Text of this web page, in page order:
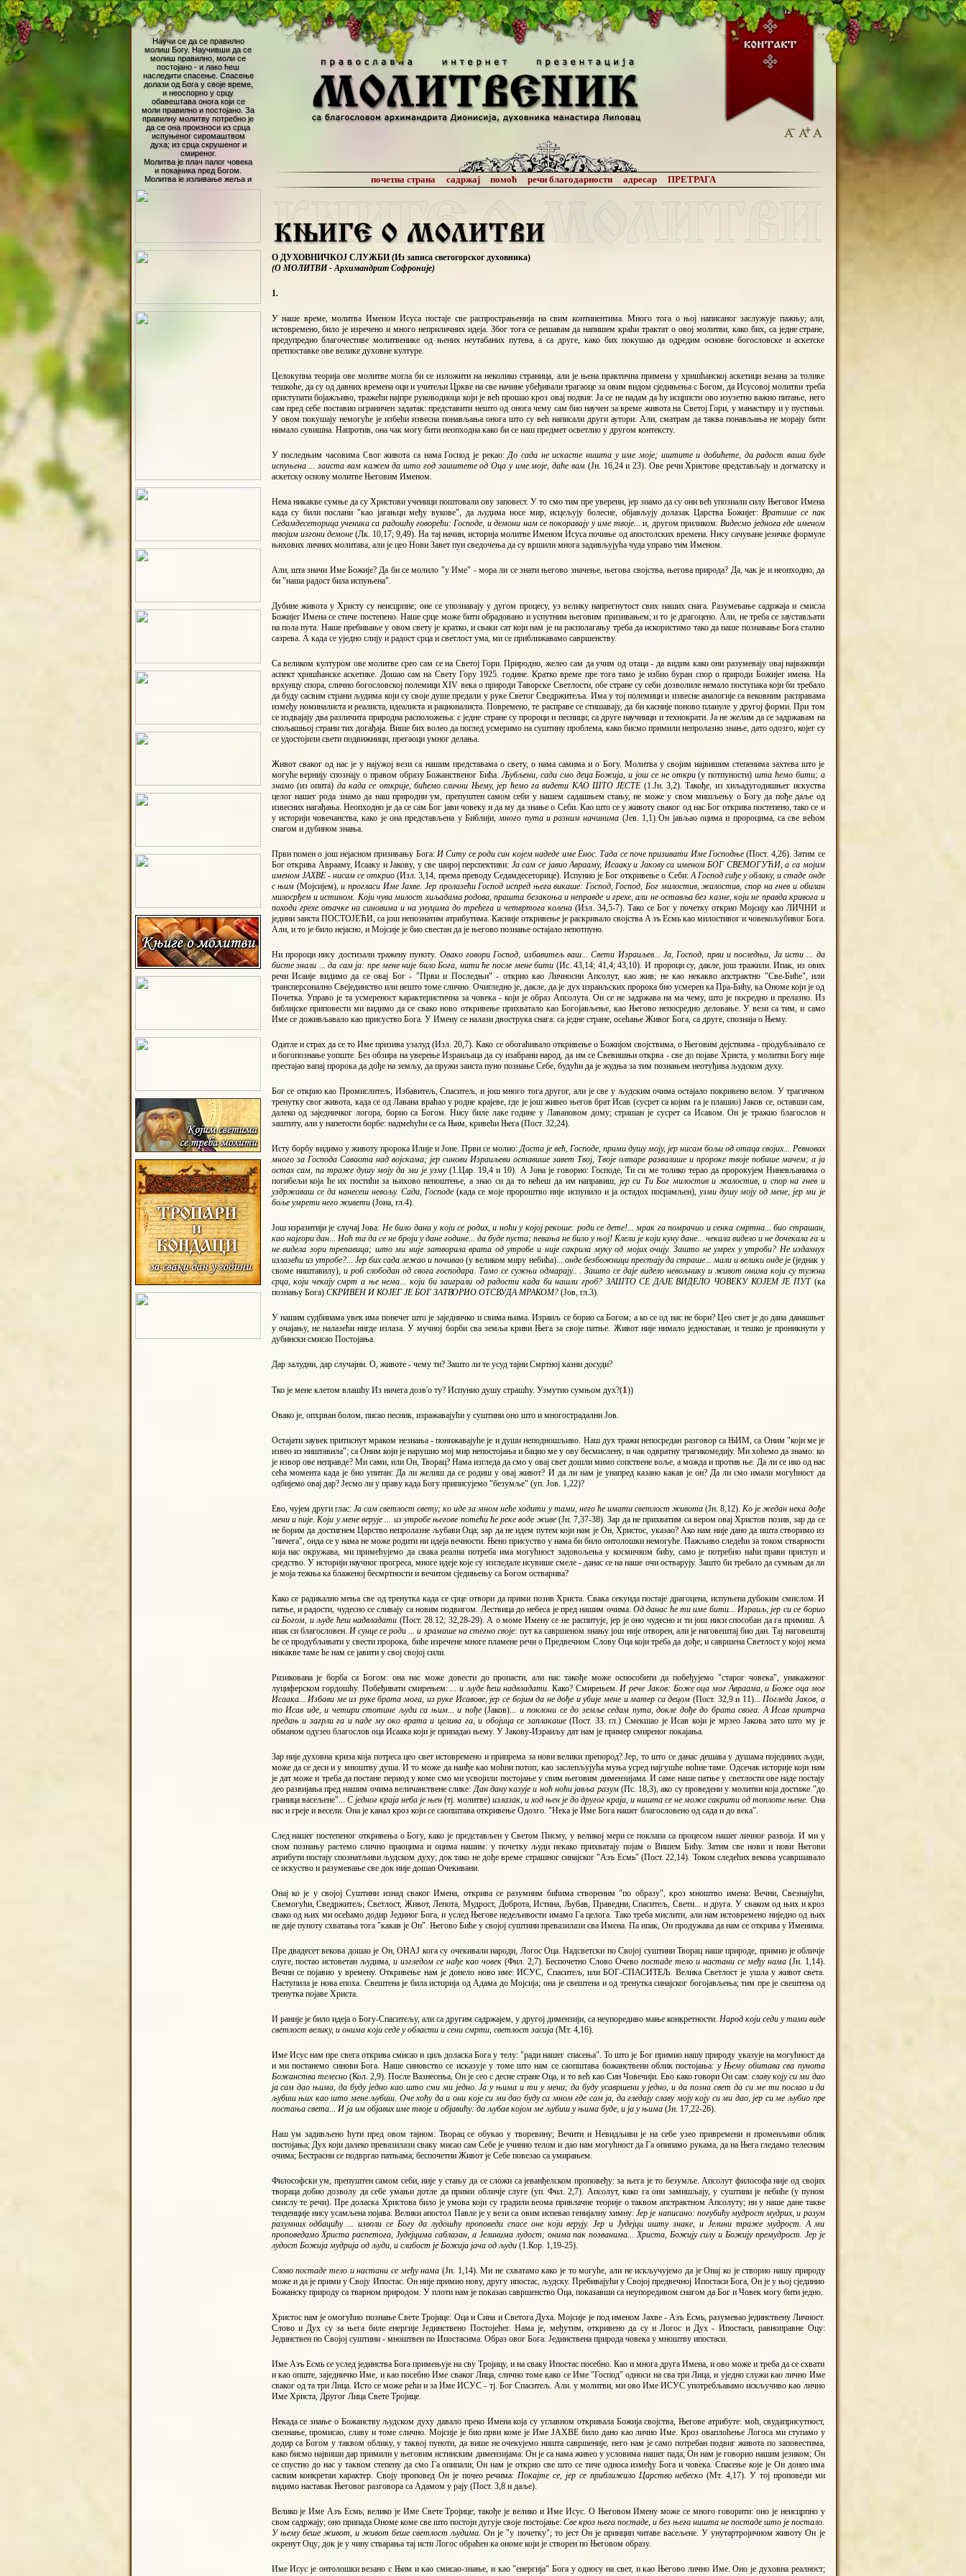
О ДУХОВНИЧКОЈ СЛУЖБИ (Из записа светогорског духовника)
(О МОЛИТВИ - Архимандрит Софроније)
1.
У наше време, молитва Именом Исуса постаје све распрострањенија на свим континентима. Много тога о њој написаног заслужује пажњу; али,
истовремено, било је изречено и много неприличних идеја. Због тога се решавам да напишем краћи трактат о овој молитви, како бих, са једне стране,
предупредио благочестиве молитвенике од њених неутабаних путева, а са друге, како бих покушао да одредим основне богословске и аскетске
претпоставке ове велике духовне културе.
Целокупна теорија ове молитве могла би се изложити на неколико страница, али је њена практична примена у хришћанској аскетици везана за толике
тешкоће, да су од давних времена оци и учитељи Цркве на све начине убеђивали трагаоце за овим видом сједињења с Богом, да Исусовој молитви треба
приступати бојажљиво, тражећи најпре руководиоца који је већ прошао кроз овај подвиг. Ја се не надам да ћу исцрпсти ово изузетно важно питање, него
сам пред себе поставио ограничен задатак: представити нешто од онога чему сам био научен за време живота на Светој Гори, у манастиру и у пустињи.
У овом покушају немогуће је избећи извесна понављања онога што су већ написали други аутори. Али, сматрам да таква понављања не морају бити
нимало сувишна. Напротив, она чак могу бити неопходна како би се наш предмет осветлио у другом контексту.
У последњим часовима Свог живота са нама Господ је рекао:До сада не искасте ништа у име моје; иштите и добићете, да радост ваша буде
испуњена ... заиста вам кажем да што год заиштете од Оца у име моје, даће вам (Јн. 16,24 и 23). Ове речи Христове представљају и догматску и
аскетску основу молитве Његовим Именом.
Нема никакве сумње да су Христови ученици поштовали ову заповест. У то смо тим пре уверени, јер знамо да су они већ упознали силу Његовог Имена
када су били послани "као јагањци међу вукове", да људима носе мир, исцељују болесне, објављују долазак Царства Божијег:Вратише се пак
Седамдесеторица ученика са радошћу говорећи: Господе, и демони нам се покоравају у име твоје...и, другом приликом:Видесмо једнога где именом
твојим изгони демоне (Лк. 10,17; 9,49). На тај начин, историја молитве Именом Исуса почиње од апостолских времена. Нису сачуване језичке формуле
њихових личних молитава, али је цео Нови Завет пун сведочења да су вршили многа задивљујућа чуда управо тим Именом.
Али, шта значи Име Божије? Да би се молило "у Име" - мора ли се знати његово значење, његова својства, његова природа? Да, чак је и неопходно, да
би "наша радост била испуњена".
Дубине живота у Христу су неисцрпне; оне се упознавају у дугом процесу, уз велику напрегнутост свих наших снага. Разумевање садржаја и смисла
Божијег Имена се стиче постепено. Наше срце може бити обрадовано и успутним његовим призивањем; и то је драгоцено. Али, не треба се заустављати
на пола пута. Наше пребивање у овом свету је кратко, и сваки сат који нам је на располагању треба да искористимо тако да наше познавање Бога стално
сазрева. А када се уједно слију и радост срца и светлост ума, ми се приближавамо савршенству.
Са великом културом ове молитве срео сам се на Светој Гори. Природно, желео сам да учим од отаца - да видим како они разумевају овај најважнији
аспект хришћанске аскетике. Дошао сам на Свету Гору 1925. године. Кратко време пре тога тамо је избио буран спор о природи Божијег имена. На
врхунцу спора, слично богословској полемици XIV века о природи Таворске Светлости, обе стране су себи дозволиле немало поступака који би требало
да буду сасвим страни људима који су своје душе предали у руке Светог Сведржитеља. Има у тој полемици и извесне аналогије са вековним расправама
између номиналиста и реалиста, идеалиста и рационалиста. Повремено, те расправе се стишавају, да би касније поново плануле у другој форми. При том
се издвајају два различита природна расположења: с једне стране су пророци и песници; са друге научници и технократи. Ја не желим да се задржавам на
спољашњој страни тих догађаја. Више бих волео да поглед усмеримо на суштину проблема, како бисмо примили непролазно знање, дато одозго, којег су
се удостојили свети подвижници, прегаоци умног делања.
Живот сваког од нас је у најужој вези са нашим представама о свету, о нама самима и о Богу. Молитва у својим највишим степенима захтева што је
могуће вернију спознају о правом образу Божанственог Бића.Љубљени, сада смо деца Божија, и још се не откри(у потпуности)шта ћемо бити; а
знамо (из опита) да када се открије, бићемо слични Њему, јер ћемо га видети КАО ШТО ЈЕСТЕ (1.Јн. 3,2). Такође, из хиљадугодишњег искуства
целог нашег рода знамо да наш природни ум, препуштен самом себи у нашем садашњем стању, не може у свом мишљењу о Богу да пође даље од
извесних нагађања. Неопходно је да се сам Бог јави човеку и да му да знање о Себи. Као што се у животу сваког од нас Бог открива постепено, тако се и
у историји човечанства, како је она представљена у Библији,много пута и разним начинима (Јев. 1,1) Он јављао оцима и пророцима, са све већом
снагом и дубином знања.
Први помен о још нејасном призивању Бога:И Ситу се роди син којем надеде име Енос. Тада се поче призивати Име Господње(Пост. 4,26). Затим се
Бог открива Аврааму, Исааку и Јакову, у све широј перспективи: Ја сам се јавио Аврааму, Исааку и Јакову са именом БОГ СВЕМОГУЋИ, а са мојим
именом ЈАХВЕ - нисам се открио(Изл. 3,14, према преводу Седамдесеторице). Испунио је Бог откривење о Себи:А Господ сиђе у облаку, и стаде онде
с њим (Мојсијем),и прогласи Име Јахве. Јер пролазећи Господ испред њега викаше: Господ, Господ, Бог милостив, жалостив, спор на гнев и обилан
милосрђем и истином. Који чува милост хиљадама родова, прашта безакоња и неправде и грехе, али не оставља без казне, који не правда кривога и
походи грехе отачке на синовима и на унуцима до трећега и четвртога колена(Изл. 34,5-7). Тако се Бог у почетку открио Мојсију као ЛИЧНИ и
једини заиста ПОСТОЈЕЋИ, са још непознатим атрибутима. Касније откривење је раскривало својства A зъ Есмь као милостивог и човекољубивог Бога.
Али, и то је било нејасно, и Мојсије је био свестан да је његово познање остајало непотпуно.
Ни пророци нису достизали тражену пуноту. Овако говори Господ, избавитељ ваш...Свети Израиљев... Ја, Господ, први и последњи, Ја исти ... да
бисте знали ... да сам ја: пре мене није било Бога, нити ће после мене бити (Ис. 43,14; 41,4; 43,10). И пророци су, дакле, још тражили. Ипак, из ових
речи Исаије видимо да се овај Бог - "Први и Последњи" - открио као Личносни Апсолут, као жив; не као некакво апстрактно "Све-Биће", или
трансперсонално Свејединство или нешто томе слично. Очигледно је, дакле, да је дух израиљских пророка био усмерен ка Пра-Бићу, ка Ономе који је од
Почетка. Управо је та усмереност карактеристична за човека - који је образ Апсолута. Он се не задржава на ма чему, што је посредно и прелазно. Из
библијске приповести ми видимо да се свако ново откривење прихватало као Богојављење, као Његово непосредно деловање. У вези са тим, и само
Име се доживљавало као присуство Бога. У Имену се налази двострука снага: са једне стране, осећање Живог Бога, са друге, спознаја о Њему.
Одатле и страх да се то Име призива узалуд (Изл. 20,7). Како се обогаћивало откривење о Божијом својствима, о Његовим дејствима - продубљивало се
и богопознање уопште. Без обзира на уверење Израиљаца да су изабрани народ, да им се Свевишњи открва - све до појаве Христа, у молитви Богу није
престајао вапај пророка да дође на земљу, да пружи заиста пуно познање Себе, будући да је жудња за тим познањем неотуђива људском духу.
Бог се открио као Промислитељ, Избавитељ, Спаситељ, и још много тога другог, али је све у људским очима остајало покривено велом. У трагичном
тренутку свог живота, када се од Лавана враћао у родне крајеве, где је још живео његов брат Исав (сусрет са којим га је плашио) Јаков се, оставши сам,
далеко од заједничког логора, борио са Богом. Нису биле лаке године у Лавановом дому; страшан је сусрет са Исавом. Он је тражио благослов и
заштиту, али у напетости борбе: надмећући се са Њим, кривећи Њега (Пост. 32,24).
Исту борбу видимо у животу пророка Илије и Јоне. Први се молио:Доста је већ, Господе, прими душу моју, јер нисам бољи од отаца својих... Ревновах
много за Господа Саваота над војскама; јер синови Израиљеви оставише завет Твој, Твоје олтаре развалише и пророке твоје побише мачем; а ја
остах сам, па траже душу моју да ми је узму (1.Цар. 19,4 и 10). А Јона је говорио: Господе, Ти си ме толико терао да пророкујем Ниневљанима о
погибељи која ће их постићи за њихово непоштење, а знао си да то нећеш да им направиш, јер си Ти Бог милостив и жалостив, и спор на гнев и
уздржаваш се да нанесеш невољу. Сада, Господе(када се моје пророштво није испунило и ја остадох посрамљен), узми душу моју од мене, јер ми је
боље умрети него живети (Јона, гл.4).
Још изразитији је случај Јова: Не било дана у који се родих, и ноћи у којој рекоше: роди се дете!... мрак га помрачио и сенка смртна... био страшан,
као најгори дан... Ноћ та да се не броји у дане године... да буде пуста; певања не било у њој! Клели је који куну дане... чекала видело и не дочекала га и
не видела зори трепавица; што ми није затворила врата од утробе и није сакрила муку од мојих очију. Зашто не умрех у утроби? Не издахнух
излазећи из утробе?... Јер бих сада лежао и почивао(у великом миру небића)... онде безбожници престају да страше... мали и велики онде је(једнак у
своме ништавилу), и роб слободан од свога господара. Тамо се сужњи одмарају.. . Зашто се даје видело невољнику и живот онима који су тужна
срца, који чекају смрт а ње нема... који би заиграли од радости када би нашли гроб? ЗАШТО СЕ ДАЈЕ ВИДЕЛО ЧОВЕКУ КОЈЕМ ЈЕ ПУТ (ка
познању Бога) СКРИВЕН И КОЈЕГ ЈЕ БОГ ЗАТВОРИО ОТСВУДА МРАКОМ? (Јов, гл.3).
У нашим судбинама увек има понечег што је заједничко и свима њима. Израиљ се борио са Богом; а ко се од нас не бори? Цео свет је до дана данашњег
у очајању, не налазећи нигде излаза. У мучној борби сва земља криви Њега за своје патње. Живот није нимало једноставан, и тешко је проникнути у
дубински смисао Постојања.
Дар залудни, дар случајни. О, животе - чему ти? Зашто ли те усуд тајни Смртној казни досуди?
Тко је мене клетом влашћу Из ничега дозв'о ту? Испунио душу страшћу. Узмутио сумњом дух?(1))
Овако је, опхрван болом, писао песник, изражавајући у суштини оно што и многострадални Јов.
Остајати заувек притиснут мраком незнања - понижавајуће је и души неподношљиво. Наш дух тражи непосредан разговор са ЊИМ, са Оним "који ме је
извео из ништавила"; са Оним који је нарушио мој мир непостојања и бацио ме у ову бесмислену, и чак одвратну трагикомедију. Ми хоћемо да знамо: ко
је извор ове неправде? Ми сами, или Он, Творац? Нама изгледа да смо у овај свет дошли мимо сопствене воље, а можда и против ње. Да ли се ико од нас
сећа момента када је био упитан: Да ли желиш да се родиш у овај живот? И да ли нам је унапред казано какав је он? Да ли смо имали могућност да
одбијемо овај дар? Јесмо ли у праву када Богу приписујемо "безумље" (уп. Јов. 1,22)?
Ево, чујем други глас: Ја сам светлост свету; ко иде за мном неће ходити у тами, него ће имати светлост живота(Јн. 8,12).Ко је жедан нека дође
мени и пије. Који у мене верује ... из утробе његове потећи ће реке воде живе (Јн. 7,37-38). Зар да не прихватим са вером овај Христов позив, зар да се
не борим да достигнем Царство непролазне љубави Оца; зар да не идем путем који нам је Он, Христос, указао? Ако нам није дано да ишта створимо из
"ничега", онда се у нама не може родити ни идеја вечности. Њено присуство у нама би било онтолошки немогуће. Пажљиво следећи за током стварности
која нас окружава, ми примећујемо да свака реална потреба има могућност задовољења у космичком бићу, само је потребно наћи прави приступ и
средство. У историји научног прогреса, многе идеје које су изгледале исувише смеле - данас се на наше очи остварују. Зашто би требало да сумњам да ли
је моја тежња ка блаженој бесмртности и вечитом сједињењу са Богом остварива?
Како се радикално мења све од тренутка када се срце отвори да прими позив Христа. Свака секунда постаје драгоцена, испуњена дубоким смислом. И
патње, и радости, чудесно се сливају са новим подвигом. Лествица до небеса је пред нашим очима.Од данас ће ти име бити... Израиљ, јер си се борио
са Богом, и људе ћеш надвладати (Пост. 28.12; 32,28-29). А о моме Имену се не распитује, јер је оно чудесно и ти још ниси способан да га примиш. А
ипак си благословен. И сунце се роди ... и храмаше на стегно своје:пут ка савршеном знању још није отворен, али је наговештај био дан. Тај наговештај
ће се продубљивати у свести пророка, биће изречене многе пламене речи о Предвечном Слову Оца који треба да дође; и савршена Светлост у којој нема
никакве таме ће нам се јавити у свој својој сили.
Ризикована је борба са Богом: она нас може довести до пропасти, али нас такође може оспособити да побеђујемо "старог човека", унакаженог
луциферском гордошћу. Побеђивати смирењем: ...и људе ћеш надвладати. Како? Смирењем.И рече Јаков: Боже оца мог Авраама, и Боже оца мог
Исаака... Избави ме из руке брата мога, из руке Исавове, јер се бојим да не дође и убије мене и матер са децом (Пост. 32,9 и 11)...Погледа Јаков, а
то Исав иде, и четири стотине људи са њим... и пође (Јаков)... и поклони се до земље седам пута, докле дође до брата свога. А Исав притрча
предањ и загрли га и паде му око врата и целива га, и обојица се заплакаше(Пост. ЗЗ. гл.) Смекшао је Исав који је мрзео Јакова зато што му је
обманом одузео благослов оца Исаака који је припадао њему. У Јакову-Израиљу дат нам је пример смиреног покајања.
Зар није духовна криза која потреса цео свет истовремено и припрема за нови велики препород? Јер, то што се данас дешава у душама појединих људи,
може да се деси и у мноштву душа. И то може да наиђе као моћни потоп; као заслепљујућа муња усред најгушће ноћне таме. Одсечак историје који нам
је дат може и треба да постане период у коме смо ми усвојили постојање у свим његовим димензијама. И саме наше патње у светлости ове наде постају
део развијања пред нашим очима величанствене слике:Дан дану казује и ноћ ноћи јавља разум (Пс. 18,3), ако су проведени у молитви која достиже "до
граница васељене"... С једног краја неба је њен (тј. молитве) излазак, и ход њен је до другог краја, и ништа се не може сакрити од топлоте њене. Она
нас и греје и весели. Она је канал кроз који се саопштава откривење Одозго. "Нека је Име Бога нашег благословено од сада и до века".
След нашег постепеног откривења о Богу, како је представљен у Светом Писму, у великој мери се поклапа са процесом нашег личног развоја. И ми у
свом познању растемо слично праоцима и оцима нашим: у почетку људи некако прихватају појам о Вишем Бићу. Затим све нови и нови Његови
атрибути постају спознатљиви људском духу; док тако не дође време страшног синајског "Aзъ Есмь" (Пост. 22,14). Током следећих векова усавршавало
се искуство и разумевање све док није дошао Очекивани.
Онај ко је у својој Суштини изнад сваког Имена, открива се разумним бићима створеним "по образу", кроз мноштво имена: Вечни, Свезнајући,
Свемогући, Сведржитељ; Светлост, Живот, Лепота, Мудрост, Доброта, Истина, Љубав, Праведни, Спаситељ, Свети... и друга. У сваком од њих и кроз
свако од њих ми осећамо додир Јединог Бога, и услед Његове недељивости имамо Га целога. Тако треба мислити, али нам истовремено ниједно од њих
не даје пуноту схватања тога "какав је Он". Његово Биће у својој суштини превазилази сва Имена. Па ипак, Он продужава да нам се открива у Именима.
Пре двадесет векова дошао је Он, ОНАЈ кога су очекивали народи, Логос Оца. Надсветски по Својој суштини Творац наше природе, примио је обличје
слуге, постао истоветан људима,и изгледом се нађе као човек (Фил. 2,7). Беспочетно Слово Очевопостаде тело и настани се међу нама (Јн. 1,14).
Вечни се појавио у времену. Откривење нам је донело ново име: ИСУС, Спаситељ, или БОГ-СПАСИТЕЉ. Велика Светлост је ушла у живот света.
Наступила је нова епоха. Свештена је била историја од Адама до Мојсија; она је свештена и од тренутка синајског богојављења; тим пре је свештена од
тренутка појаве Христа.
И раније је било идеја о Богу-Спаситељу, али са другим садржајем, у другој димензији, са неупоредиво мање конкретности. Народ који седи у тами виде
светлост велику, и онима који седе у области и сени смрти, светлост засија (Мт. 4,16).
Име Исус нам пре свега открива смисао и циљ доласка Бога у телу: "ради нашег спасења". То што је Бог примио нашу природу указује на могућност да
и ми постанемо синови Бога. Наше синовство се исказује у томе што нам се саопштава божанствени облик постојања: у Њему обитава сва пунота
Божанства телесно (Кол. 2,9). После Вазнесења, Он је сео с десне стране Оца, и то већ као Син Човечији. Ево како говори Он сам:славу коју си ми дао
ја сам дао њима, да буду једно као што сми ми једно. Ја у њима и ти у мени; да буду усавршени у једно, и да позна свет да си ме ти послао и да
љубиш њих као што мене љубиш. Оче хоћу да и они које си ми дао буду са мном где сам ја, да гледају славу моју коју си ми дао, јер си ме љубио пре
постања света... И ја им објавих име твоје и објавићу: да љубав којом ме љубиш у њима буде, и ја у њима (Јн. 17,22-26).
Наш ум задивљено ћути пред овом тајном: Творац се обукао у творевину; Вечити и Невидљиви је на себе узео привремени и променљиви облик
постојања; Дух који далеко превазилази сваку мисао сам Себе је учинио телом и дао нам могућност да Га опипамо рукама, да на Њега гледамо телесним
очима; Бестрасни се подвргао патњама; беспочетни Живот је Себе повезао са умирањем.
Философски ум, препуштен самом себи, није у стању да се сложи са јеванђелском проповеђу: за њега је то безумље. Апсолут философа није од својих
твораца добио дозволу да себе умањи дотле да прими обличје слуге (уп. Фил. 2,7). Апсолут, како га они замишљају, у суштини је небиће (у пуном
смислу те речи). Пре доласка Христова било је умова који су градили веома привлачне теорије о таквом апстрактном Апсолуту; ни у наше дане такве
тенденције нису усамљена појава. Велики апостол Павле је у вези са овим испевао генијалну химну:Јер је написано: погубићу мудрост мудрих, и разум
разумних одбацићу ... изволи се Богу да лудошћу проповеди спасе оне који верују. Јер и Јудејци ишту знаке, и Јелини траже мудрост. А ми
проповедамо Христа распетога, Јудејцима саблазан, а Јелинима лудост; онима пак позванима... Христа, Божију силу и Божију премудрост. Јер је
лудост Божија мудрија од људи, и слабост је Божија јача од људи (1.Кор. 1,19-25).
Слово постаде тело и настани се међу нама (Јн. 1,14). Ми не схватамо како је то могуће, али не искључујемо да је Онај ко је створио нашу природу
може и да је прими у Своју Ипостас. Он није примио нову, другу ипостас, људску. Пребивајући у Својој предвечној Ипостаси Бога, Он је у њој сјединио
Божанску природу са тварном природом. У плоти нам је показао савршенство Оца, показавши са неупоредивом снагом да Бог и Човек могу бити једно.
Христос нам је омогућио познање Свете Тројице: Оца и Сина и Светога Духа. Мојсије је под именом Јахве - Aзъ Есмь, разумевао јединствену Личност.
Слово и Дух су за њега биле енергије Јединствено Постојећег. Нама је, међутим, откривено да су и Логос и Дух - Ипостаси, равноправне Оцу:
Јединствен по Својој суштини - мноштвен по Ипостасима. Образ овог Бога: Јединствена природа човека у мноштву ипостаси.
Име Aзъ Есмь се услед јединства Бога примењује на сву Тројицу, и на сваку Ипостас посебно. Као и многа друга Имена, и ово може и треба да се схвати
и као опште, заједничко Име, и као посебно Име сваког Лица, слично томе како се Име "Господ" односи на сва три Лица, и уједно служи као лично Име
сваког од та три Лица. Исто се може рећи и за Име ИСУС - тј. Бог Спаситељ. Али. у молитви, ми ово Име ИСУС употребљавамо искључиво као лично
Име Христа, Другог Лица Свете Тројице.
Некада се знање о Божанству људском духу давало преко Имена која су углавном откривала Божија својства, Његове атрибуте: моћ, свудаприсутност,
свезнање, промисао, славу и томе слично. Мојсије је био први коме је Име ЈАХВЕ било дано као лично Име. Кроз оваплоћење Логоса ми ступамо у
додир са Богом у таквом облику, у таквој пуноти, да више не очекујемо ништа савршеније, него нам је само потребан подвиг живота по заповестима,
како бисмо највиши дар примили у његовим истинским димензијама: Он је са нама живео у условима нашег пада; Он нам је говорио нашим језиком; Он
се спустио до нас у таквом степену да смо Га опипали; Он нам је открио све што се тиче односа између Бога и човека. Спасење које је Он донео има
сасвим конкретан карактер. Своју проповед Он је почео речима:Покајте се, јер се приближило Царство небеско(Мт. 4,17). У тој проповеди ми
видимо наставак Његовог разговора са Адамом у рају (Пост. 3,8 и даље).
Велико је Име Aзъ Есмь; велико је Име Свете Тројице; такође је велико и Име Исус. О Његовом Имену може се много говорити: оно је неисцрпно у
свом садржају; оно припада Ономе коме све што постоји дугује своје постојање: Све кроз њега постаде, и без њега ништа не постаде што је постало.
У њему беше живот, и живот беше светлост људима.Он је "у почетку"; то јест Он је принцип читаве васељене. У унутартројичном животу Он је
окренут Оцу; док је у чину стварања тај исти Логос обраћен ка ономе који је створен по Његовом образу.
Име Исус је онтолошки везано с Њим и као смисао-знање, и као "енергија" Бога у односу на свет, и као Његово лично Име. Оно је духовна реалност;